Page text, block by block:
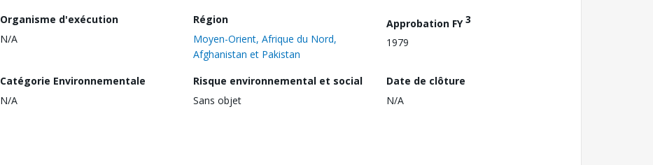
Organisme d'exécution
N/A
Région
Moyen-Orient, Afrique du Nord,
Afghanistan et Pakistan
Approbation FY3
1979
Catégorie Environnementale
N/A
Risque environnemental et social
Sans objet
Date de clôture
N/A